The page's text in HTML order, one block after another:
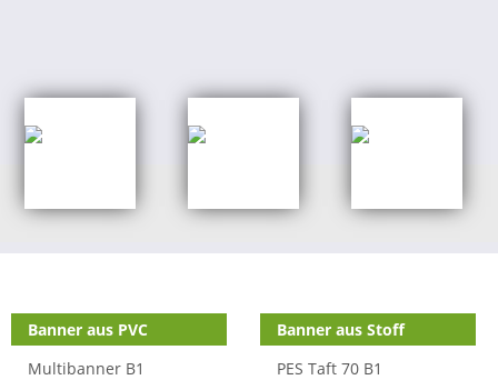
Banner aus PVC
Multibanner B1
Banner aus Stoff
PES Taft 70 B1